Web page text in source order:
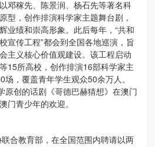
邓稼先、陈景润、杨石先等著名科
型，创作排演科学家主题舞台剧，
业绩和崇高形象。此后每年，“共和
传工程”都会到全国各地巡演，旨
主义核心价值观建设。该工程启动
15所高校，创作排演16部科学家主
，覆盖青年学生观众50余万人。
原创的话剧《哥德巴赫猜想》在澳门
门青少年的欢迎。
合教育部，在全国范围内聘请以两